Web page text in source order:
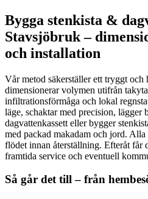
Bygga stenkista &
Stavsjöbruk –
och installation
Vår metod säkerställer ett tryggt och
dimensionerar volymen utifrån
infiltrationsförmåga och lokal
läge, schaktar med precision, lägger
dagvattenkassett eller bygger
med packad makadam och jord.
flödet innan återställning. Efteråt
framtida service och eventuell
Så går det till – från